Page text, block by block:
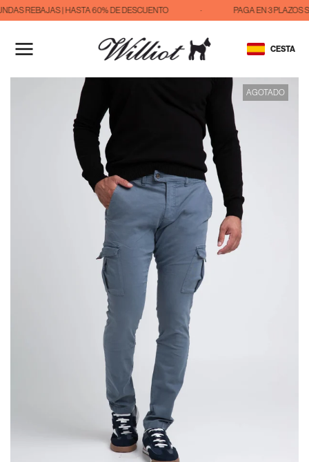
IR
CONTENIDO
REBAJAS | HASTA 60% DE DESCUENTO PAGA EN 3 PLAZOS
CESTA
AGOTADO